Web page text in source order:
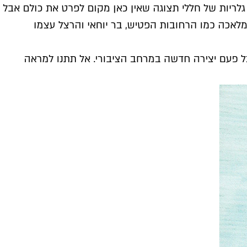
של חללי תצוגה שאין כאן מקום לפרט את כולם אבל
כמו הרחובות הפטיש, בר יוחאי והרצל עצמו
פעם יצירה חדשה במרחב הציבורי. אל תתנו למראה